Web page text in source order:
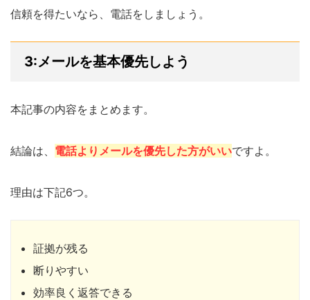
信頼を得たいなら、電話をしましょう。
3:メールを基本優先しよう
本記事の内容をまとめます。
結論は、 電話よりメールを優先した方がいいですよ。
理由は下記6つ。
証拠が残る
断りやすい
効率良く返答できる